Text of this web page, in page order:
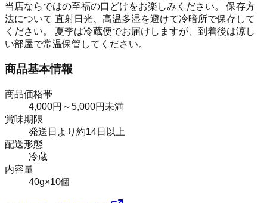
当店ならではの至福の口どけをお楽しみください。 保存方
法について 直射日光、高温多湿を避けて冷暗所で保存して
ください。 夏季は冷蔵便でお届けしますが、到着後は涼し
い部屋で常温保管してください。
商品基本情報
商品価格帯
4,000円～5,000円未満
賞味期限
発送日より約14日以上
配送形態
冷蔵
内容量
40g×10個